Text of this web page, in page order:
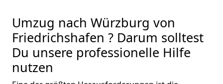
Umzug nach Würzburg von
Friedrichshafen ? Darum solltest
Du unsere professionelle Hilfe
nutzen